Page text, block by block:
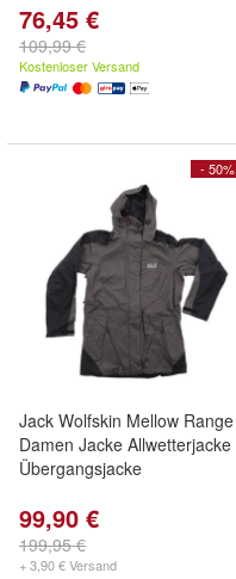
76,45 €
109,99 €
Kostenloser Versand
- 50%
Jack Wolfskin Mellow Range
Damen Jacke Allwetterjacke
Übergangsjacke
99,90 €
199,95 €
+ 3,90 € Versand